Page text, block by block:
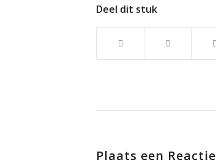
Deel dit stuk
Plaats een Reactie